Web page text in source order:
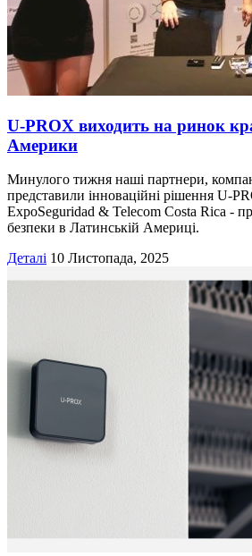
U-PROX виходить на ринок
Америки
Минулого тижня наші партнери,
представили інноваційні рішення U-
ExpoSeguridad & Telecom Costa Rica -
безпеки в Латинській Америці.
Деталі 10 Листопада, 2025